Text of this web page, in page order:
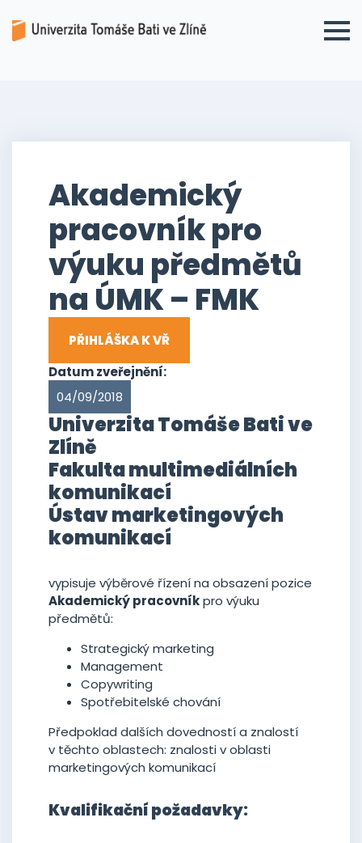
Akademický
pracovník pro
výuku předmětů
na ÚMK – FMK
PŘIHLÁŠKA K VŘ
Datum zveřejnění:
04/09/2018
Univerzita Tomáše Bati ve
Zlíně
Fakulta multimediálních
komunikací
Ústav marketingových
komunikací
vypisuje výběrové řízení na obsazení pozice
Akademický pracovníkpro výuku
předmětů:
Strategický marketing
Management
Copywriting
Spotřebitelské chování
Předpoklad dalších dovedností a znalostí
v těchto oblastech: znalosti v oblasti
marketingových komunikací
Kvalifikační požadavky: